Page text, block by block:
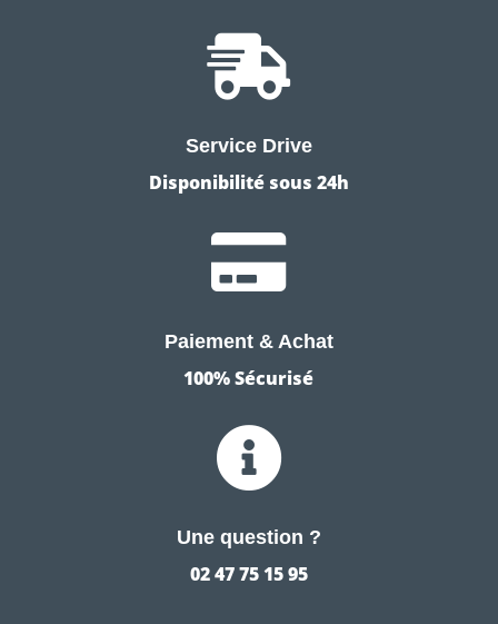

Service Drive
Disponibilité sous 24h

Paiement & Achat
100% Sécurisé

Une question ?
02 47 75 15 95